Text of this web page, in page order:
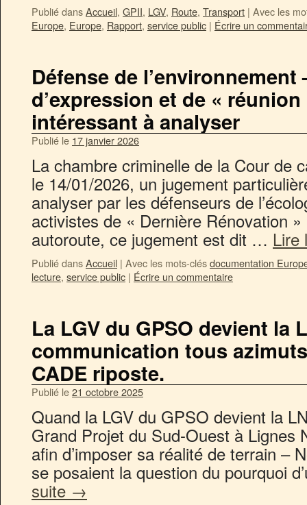
Publié dansAccueil, GPII, LGV, Route, Transport | Avec les
Europe, Europe, Rapport, service public | Écrire un
Défense de l’environnement
d’expression et de «
intéressant à analyser
Publié le 17 janvier 2026
La chambre criminelle de la Cour de
le 14/01/2026, un jugement
analyser par les défenseurs de
activistes de « Dernière Rénovation
autoroute, ce jugement est dit …
Publié dansAccueil | Avec les mots-clésdocumentation
lecture, service public | Écrire un commentaire
La LGV du GPSO devient la
communication tous
CADE riposte.
Publié le21 octobre 2025
Quand la LGV du GPSO devient la
Grand Projet du Sud-Ouest à Lignes
afin d’imposer sa réalité de terrain –
se posaient la question du pourquoi
suite →